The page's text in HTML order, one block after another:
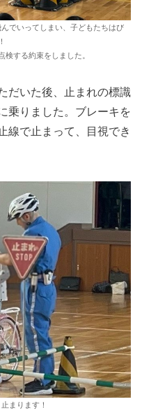
でいってしまい、子どもたちはび
検する約束をしました。
だいた後、止まれの標識
乗りました。ブレーキを
線で止まって、目視でき
まります！